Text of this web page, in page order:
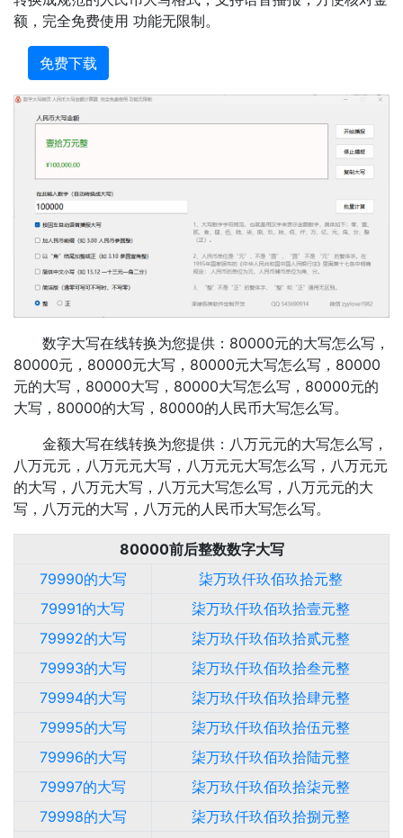
额，完全免费使用 功能无限制。
免费下载
数字大写在线转换为您提供：80000元的大写怎么写，
80000元，80000元大写，80000元大写怎么写，80000
元的大写，80000大写，80000大写怎么写，80000元的
大写，80000的大写，80000的人民币大写怎么写。
金额大写在线转换为您提供：八万元元的大写怎么写，
八万元元，八万元元大写，八万元元大写怎么写，八万元元
的大写，八万元大写，八万元大写怎么写，八万元元的大
写，八万元的大写，八万元的人民币大写怎么写。
80000前后整数数字大写
79990的大写
柒万玖仟玖佰玖拾元整
79991的大写
柒万玖仟玖佰玖拾壹元整
79992的大写
柒万玖仟玖佰玖拾贰元整
79993的大写
柒万玖仟玖佰玖拾叁元整
79994的大写
柒万玖仟玖佰玖拾肆元整
79995的大写
柒万玖仟玖佰玖拾伍元整
79996的大写
柒万玖仟玖佰玖拾陆元整
79997的大写
柒万玖仟玖佰玖拾柒元整
79998的大写
柒万玖仟玖佰玖拾捌元整